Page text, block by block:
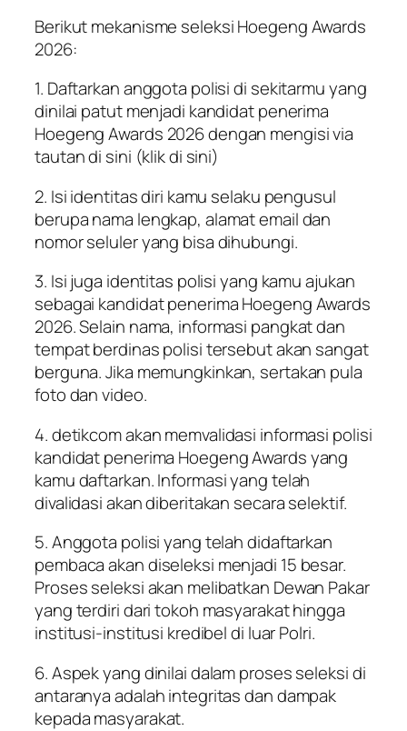
Berikut mekanisme seleksi Hoegeng Awards
2026:
1. Daftarkan anggota polisi di sekitarmu yang
dinilai patut menjadi kandidat penerima
Hoegeng Awards 2026 dengan mengisi via
tautan di sini (klik di sini)
2. Isi identitas diri kamu selaku pengusul
berupa nama lengkap, alamat email dan
nomor seluler yang bisa dihubungi.
3. Isi juga identitas polisi yang kamu ajukan
sebagai kandidat penerima Hoegeng Awards
2026. Selain nama, informasi pangkat dan
tempat berdinas polisi tersebut akan sangat
berguna. Jika memungkinkan, sertakan pula
foto dan video.
4. detikcom akan memvalidasi informasi polisi
kandidat penerima Hoegeng Awards yang
kamu daftarkan. Informasi yang telah
divalidasi akan diberitakan secara selektif.
5. Anggota polisi yang telah didaftarkan
pembaca akan diseleksi menjadi 15 besar.
Proses seleksi akan melibatkan Dewan Pakar
yang terdiri dari tokoh masyarakat hingga
institusi-institusi kredibel di luar Polri.
6. Aspek yang dinilai dalam proses seleksi di
antaranya adalah integritas dan dampak
kepada masyarakat.